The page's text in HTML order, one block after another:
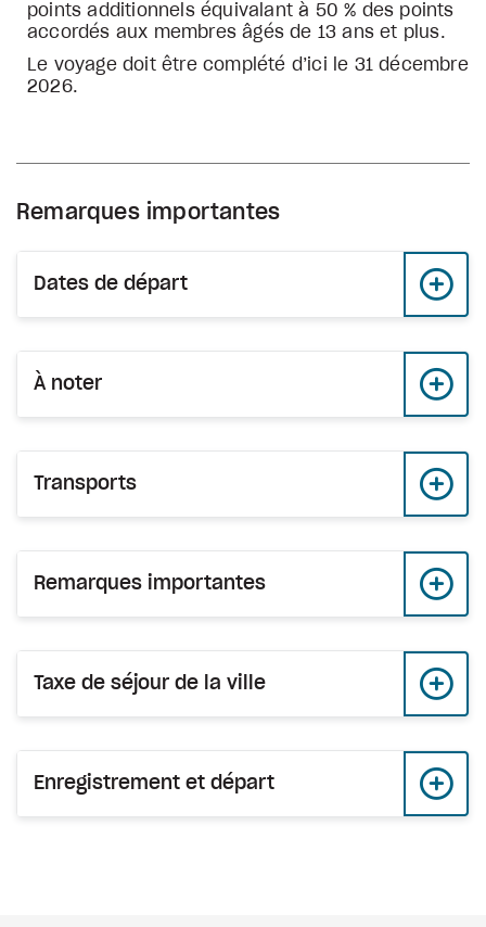
points additionnels équivalant à 50 % des points
accordés aux membres âgés de 13 ans et plus.
Le voyage doit être complété d’ici le 31 décembre
2026.
Remarques importantes
Dates de départ
À noter
Transports
Remarques importantes
Taxe de séjour de la ville
Enregistrement et départ